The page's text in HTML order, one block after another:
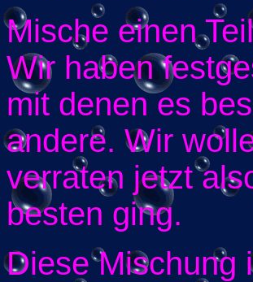
Mische einen
Wir haben
mit denen es
andere. Wir
verraten jetzt
besten ging.
Diese Mischung